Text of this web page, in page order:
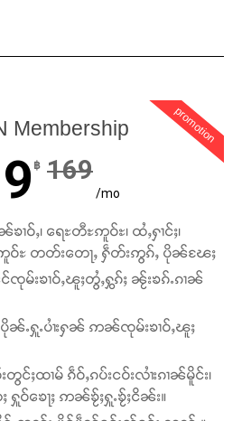
းမိူင်း ၵူႈတီႈၵူႈလႅၼ်ပေႃးတေၸွ
ၼၼ်ႉ ၶဝ်ႈႁူမ်ႈၵမ်ႉထႅမ် ၸုမ်းၶၢ
ႁွၵ်ႈ လႆႈယူႇၶႃႈဢေႃႈ။
promotion
Membership
฿ 169
/mo
ၢဝ်ႇ၊ ရေႊတီႊဢူဝ်ႊ၊ ထႆႇႁၢင်ႈ၊
ဢူဝ်ႊ တတ်းတေႃႇ ႁဵတ်းဢွၵ်ႇ ပိုၼ်ၽႄႈ
ၸုမ်းၶၢဝ်ႇၽူႈတွႆႇႁွၵ်ႈ ၼႂ်းၶၵ်ႉၵၢၼ်
ပိုၼ်ႉႁူႉပၢႆးႁၼ် ဢၼ်ၸုမ်းၶၢဝ်ႇၽူႈ
င်ႈထၢမ် ၵဵဝ်ႇၵပ်းငဝ်းလၢႆးၵၢၼ်မိူင်း၊
ႈ ႁူဝ်ၶေႃႈ ဢၼ်ၶႂ်ႈႁူႉၶႂ်ႈငိၼ်း။